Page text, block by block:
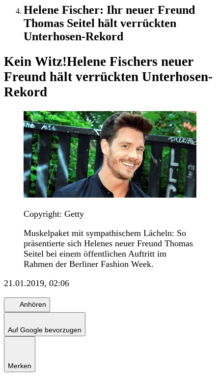
Helene Fischer: Ihr neuer Freund
Thomas Seitel hält verrückten
Unterhosen-Rekord
Kein Witz!Helene Fischers neuer
Freund hält verrückten Unterhosen-
Rekord
Copyright: Getty
Muskelpaket mit sympathischem Lächeln: So
präsentierte sich Helenes neuer Freund Thomas
Seitel bei einem öffentlichen Auftritt im
Rahmen der Berliner Fashion Week.
21.01.2019, 02:06
Anhören
Auf Google bevorzugen
Merken